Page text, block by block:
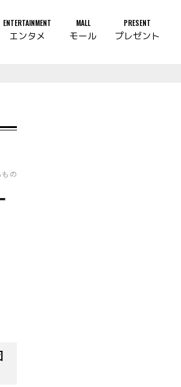
ENTERTAINMENT
エンタメ
MALL
モール
PRESENT
プレゼント
の